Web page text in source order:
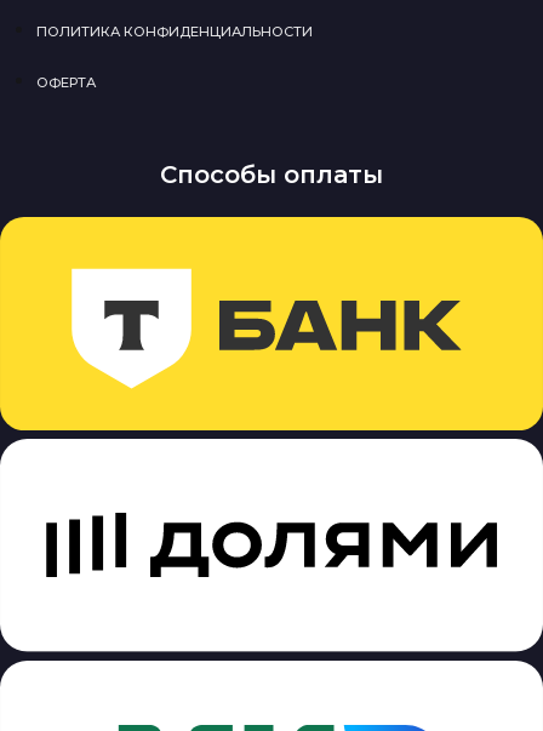
ПОЛИТИКА КОНФИДЕНЦИАЛЬНОСТИ
ОФЕРТА
Способы оплаты